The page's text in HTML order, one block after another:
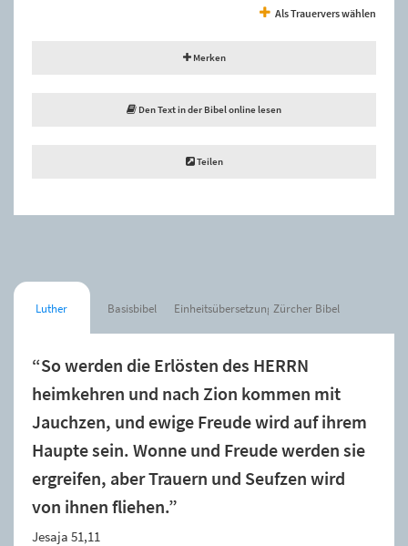
Als Trauervers wählen
Merken
Den Text in der Bibel online lesen
Teilen
Luther Basisbibel Einheitsübersetzung Zürcher Bibel
“So werden die Erlösten des HERRN
heimkehren und nach Zion kommen mit
Jauchzen, und ewige Freude wird auf ihrem
Haupte sein. Wonne und Freude werden sie
ergreifen, aber Trauern und Seufzen wird
von ihnen fliehen.”
Jesaja 51,11